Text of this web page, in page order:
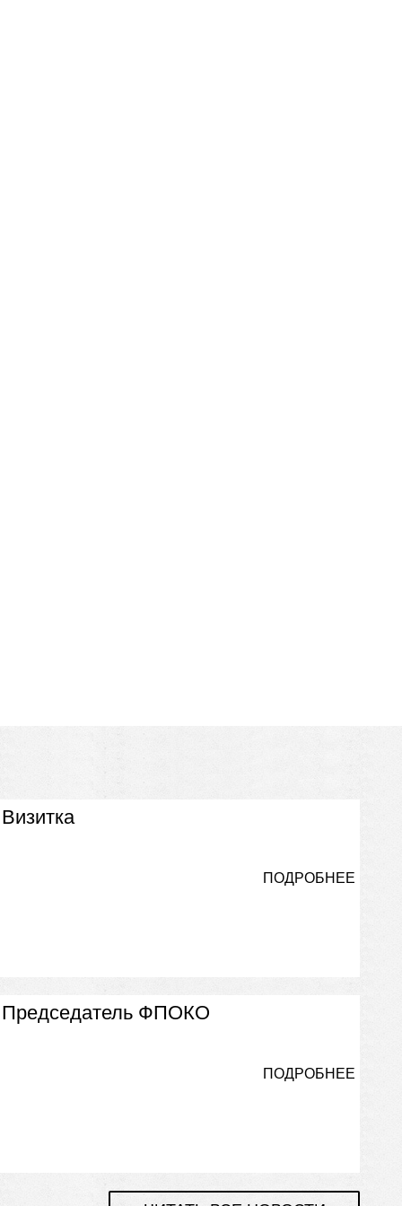
Визитка
ПОДРОБНЕЕ
Председатель ФПОКО
ПОДРОБНЕЕ